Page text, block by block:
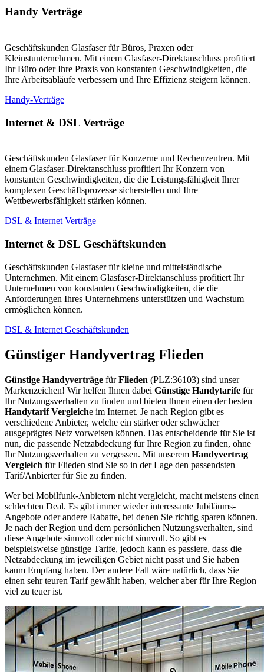
Handy Verträge
Geschäftskunden Glasfaser für Büros, Praxen oder
Kleinstunternehmen. Mit einem Glasfaser-Direktanschluss profitiert
Ihr Büro oder Ihre Praxis von konstanten Geschwindigkeiten, die
Ihre Arbeitsabläufe verbessern und Ihre Effizienz steigern können.
Handy-Verträge
Internet & DSL Verträge
Geschäftskunden Glasfaser für Konzerne und Rechenzentren. Mit
einem Glasfaser-Direktanschluss profitiert Ihr Konzern von
konstanten Geschwindigkeiten, die die Leistungsfähigkeit Ihrer
komplexen Geschäftsprozesse sicherstellen und Ihre
Wettbewerbsfähigkeit stärken können.
DSL & Internet Verträge
Internet & DSL Geschäftskunden
Geschäftskunden Glasfaser für kleine und mittelständische
Unternehmen. Mit einem Glasfaser-Direktanschluss profitiert Ihr
Unternehmen von konstanten Geschwindigkeiten, die die
Anforderungen Ihres Unternehmens unterstützen und Wachstum
ermöglichen können.
DSL & Internet Geschäftskunden
Günstiger Handyvertrag Flieden
Günstige Handyverträge fürFlieden (PLZ:36103) sind unser
Markenzeichen! Wir helfen Ihnen dabei Günstige Handytarife für
Ihr Nutzungsverhalten zu finden und bieten Ihnen einen der besten
Handytarif Vergleiche im Internet. Je nach Region gibt es
verschiedene Anbieter, welche ein stärker oder schwächer
ausgeprägtes Netz vorweisen können. Das entscheidende für Sie ist
nun, die passende Netzabdeckung für Ihre Region zu finden, ohne
Ihr Nutzungsverhalten zu vergessen. Mit unserem Handyvertrag
Vergleich für Flieden sind Sie so in der Lage den passendsten
Tarif/Anbierter für Sie zu finden.
Wer bei Mobilfunk-Anbietern nicht vergleicht, macht meistens einen
schlechten Deal. Es gibt immer wieder interessante Jubiläums-
Angebote oder andere Rabatte, bei denen Sie richtig sparen können.
Je nach der Region und dem persönlichen Nutzungsverhalten, sind
diese Angebote sinnvoll oder nicht sinnvoll. So gibt es
beispielsweise günstige Tarife, jedoch kann es passiere, dass die
Netzabdeckung im jeweiligen Gebiet nicht passt und Sie haben
kaum Empfang haben. Der andere Fall wäre natürlich, dass Sie
einen sehr teuren Tarif gewählt haben, welcher aber für Ihre Region
viel zu teuer ist.